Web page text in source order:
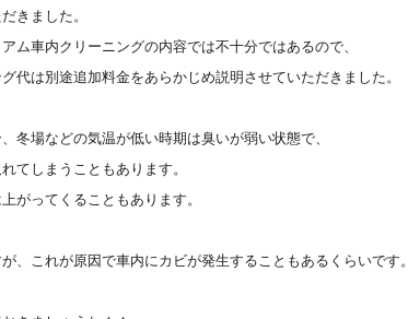
きました。
ム車内クリーニングの内容では不十分ではあるので、
代は別途追加料金をあらかじめ説明させていただきました。
冬場などの気温が低い時期は臭いが弱い状態で、
てしまうこともあります。
がってくることもあります。
、これが原因で車内にカビが発生することもあるくらいです。